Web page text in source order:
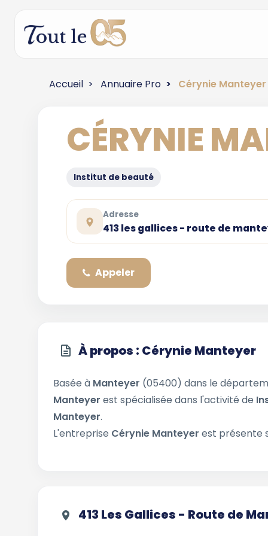
Accueil Annuaire Pro Cérynie Manteyer
CÉRYNIE
Institut de beauté
Adresse
413 les gallices - route de
Appeler
À propos : Cérynie Manteyer
Basée à Manteyer (05400) dans le
Manteyer est spécialisée dans l'activité de
Manteyer.
L'entreprise Cérynie Manteyer est présente
413 Les Gallices - Route de